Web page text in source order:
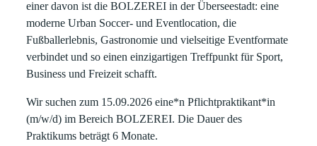
einer davon ist dieBOLZEREI in der Überseestadt: eine
moderne Urban Soccer- und Eventlocation, die
Fußballerlebnis, Gastronomie und vielseitige Eventformate
verbindet und so einen einzigartigen Treffpunkt für Sport,
Business und Freizeit schafft.
Wir suchen zum 15.09.2026 eine*n Pflichtpraktikant*in
(m/w/d) im Bereich BOLZEREI. Die Dauer des
Praktikums beträgt 6 Monate.